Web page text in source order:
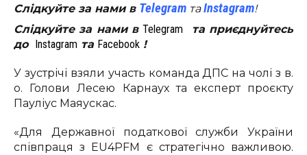
Слідкуйте за нами в Telegram таInstagram!
Слідкуйте за нами вTelegram
та приєднуйтесь
до
Instagram та Facebook !
У зустрічі взяли участь команда ДПС на чолі з в.
о. Голови Лесею Карнаух та експерт проєкту
Пауліус Маяускас.
«Для Державної податкової служби України
співпраця з EU4PFM є стратегічно важливою.